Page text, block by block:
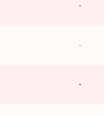
-
-
-